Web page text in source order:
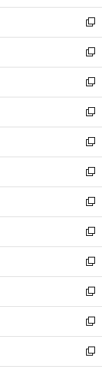
開
く
ウ
で
開
く
ン
ド
ウ
で
開
く
ウ
ィ
ン
ド
ウ
で
開
く
新
し
い
ウ
ィ
ン
ド
ウ
で
開
く
新
し
い
ウ
ィ
ン
ド
ウ
で
開
く
新
し
い
ウ
ィ
ン
ド
ウ
で
開
く
新
し
い
ウ
ィ
ン
ド
ウ
で
開
く
新
し
い
ウ
ィ
ン
ド
ウ
で
開
く
新
し
い
ウ
ィ
ン
ド
ウ
で
開
く
新
し
い
ウ
ィ
ン
ド
ウ
で
開
く
新
し
い
ウ
ィ
ン
ド
ウ
で
開
新
し
い
ウ
ィ
ン
ド
ウ
新
し
い
ウ
ィ
ン
新
し
い
ウ
新
し